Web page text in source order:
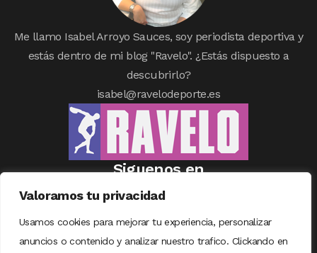
Valoramos tu privacidad
Usamos cookies para mejorar tu experiencia, personalizar
anuncios o contenido y analizar nuestro trafico. Clickando en
Me llamo Isabel Arroyo Sauces, soy periodista deportiva y
estás dentro de mi blog "Ravelo". ¿Estás dispuesto a
descubrirlo?
isabel@ravelodeporte.es
Siguenos en